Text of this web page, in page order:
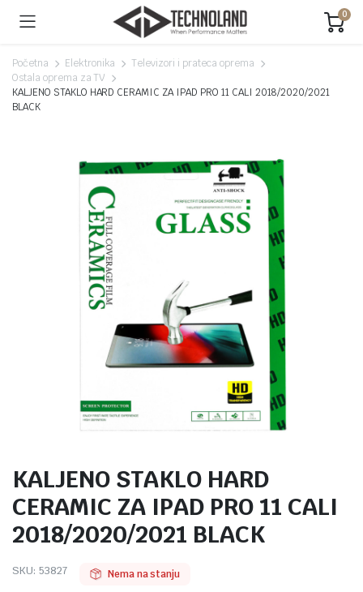
0
Početna Elektronika
Televizori i prateca oprema
Ostala oprema za TV
KALJENO STAKLO HARD CERAMIC ZA IPAD PRO 11 CALI 2018/2020/2021
BLACK
KALJENO STAKLO HARD
CERAMIC ZA IPAD PRO 11 CALI
2018/2020/2021 BLACK
SKU: 53827 Nema na stanju